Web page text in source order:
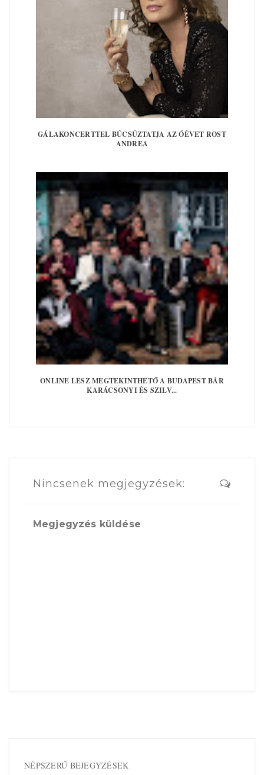
GÁLAKONCERTTEL BÚCSÚZTATJA AZ ÓÉVET ROST
ANDREA
ONLINE LESZ MEGTEKINTHETŐ A BUDAPEST BÁR
KARÁCSONYI ÉS SZILV...
Nincsenek megjegyzések:
Megjegyzés küldése
NÉPSZERŰ BEJEGYZÉSEK